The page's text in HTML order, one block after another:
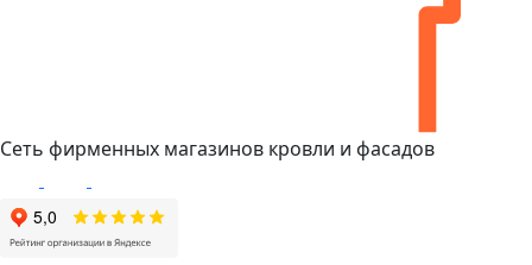
Сеть фирменных магазинов кровли и фасадов